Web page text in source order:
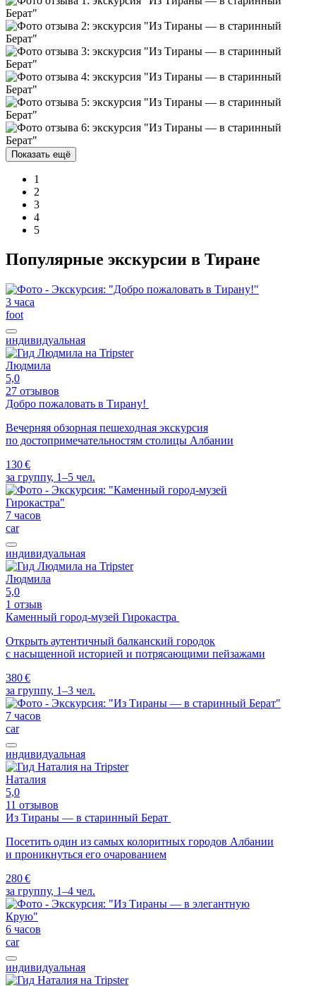
Показать ещё
1
2
3
4
5
Популярные экскурсии в Тиране
3 часа
foot
индивидуальная
Людмила
5,0
27 отзывов
Добро пожаловать в Тирану!
Вечерняя обзорная пешеходная экскурсия
по достопримечательностям столицы Албании
130 €
за группу, 1–5 чел.
7 часов
car
индивидуальная
Людмила
5,0
1 отзыв
Каменный город-музей Гирокастра
Открыть аутентичный балканский городок
с насыщенной историей и потрясающими пейзажами
380 €
за группу, 1–3 чел.
7 часов
car
индивидуальная
Наталия
5,0
11 отзывов
Из Тираны — в старинный Берат
Посетить один из самых колоритных городов Албании
и проникнуться его очарованием
280 €
за группу, 1–4 чел.
6 часов
car
индивидуальная